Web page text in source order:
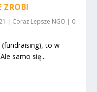
ZROBI
| Coraz Lepsze NGO | 0
(fundraising), to w
samo się...